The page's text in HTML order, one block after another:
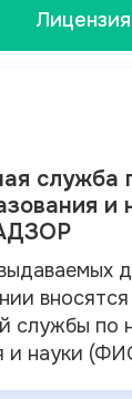
Лицензия
служба
и
вносятся
службы по
и науки